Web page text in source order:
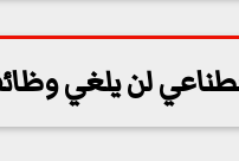
لن يلغي